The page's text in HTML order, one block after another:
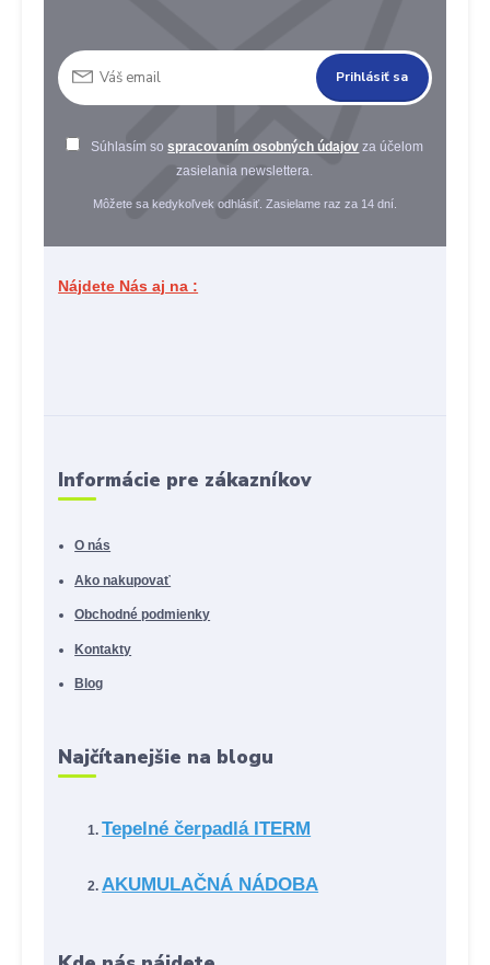
Prihlásiť sa
Súhlasím sospracovaním osobných údajov za účelom
zasielania newslettera.
Môžete sa kedykoľvek odhlásiť. Zasielame raz za 14 dní.
Nájdete Nás aj na :
Informácie pre zákazníkov
O nás
Ako nakupovať
Obchodné podmienky
Kontakty
Blog
Najčítanejšie na blogu
Tepelné čerpadlá ITERM
AKUMULAČNÁ NÁDOBA